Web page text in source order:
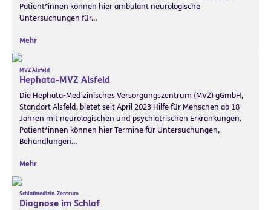
Patient*innen können hier ambulant neurologische
Untersuchungen für…
Mehr
MVZ Alsfeld
Hephata-MVZ Alsfeld
Die Hephata-Medizinisches Versorgungszentrum (MVZ) gGmbH,
Standort Alsfeld, bietet seit April 2023 Hilfe für Menschen ab 18
Jahren mit neurologischen und psychiatrischen Erkrankungen.
Patient*innen können hier Termine für Untersuchungen,
Behandlungen…
Mehr
Schlafmedizin-Zentrum
Diagnose im Schlaf